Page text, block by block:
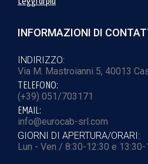
INFORMAZIONI DI
INDIRIZZO:
Via M. Mastroianni 5, 40013
TELEFONO:
(+39) 051/703171
EMAIL:
info@eurocab-srl.com
GIORNI DI APERTURA/ORARI:
Lun - Ven / 8:30-12:30 e 13:30-